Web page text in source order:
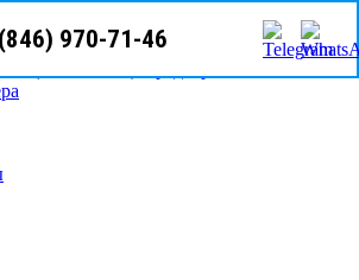
970-71-46
ул. Елизарова, д.101, ООО Автоград